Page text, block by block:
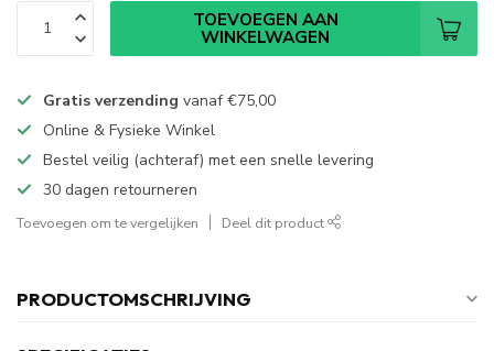
TOEVOEGEN AAN
WINKELWAGEN
Gratis verzending vanaf€75,00
Online & Fysieke Winkel
Bestel veilig (achteraf) met een snelle levering
30 dagen retourneren
Toevoegen om te vergelijken Deel dit product
PRODUCTOMSCHRIJVING